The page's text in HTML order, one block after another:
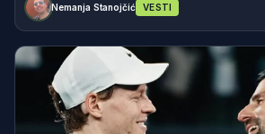
Nemanja Stanojčić VESTI